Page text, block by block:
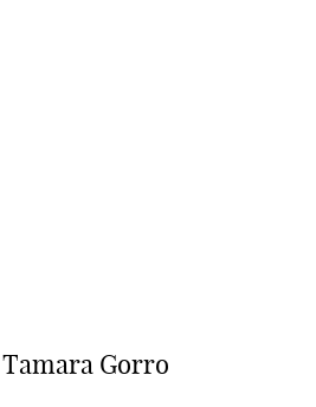
Gorro